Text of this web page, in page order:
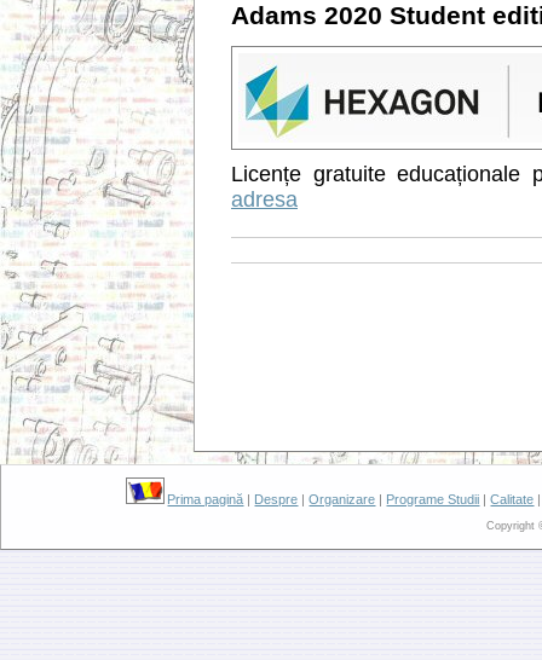
Adams 2020 Student
Licențe gratuite
adresa
Prima pagină | Despre |Organizare | Programe Studii |Calitate
Copyright